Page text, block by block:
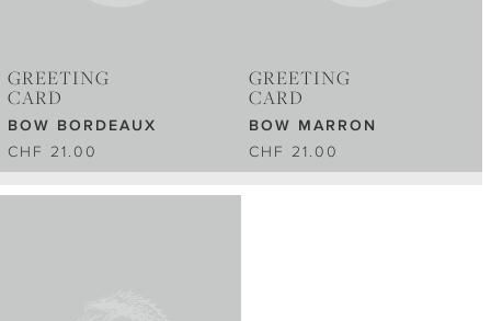
GREETING
CARD
BOW BORDEAUX
CHF 21.00
GREETING
CARD
BOW MARRON
CHF 21.00